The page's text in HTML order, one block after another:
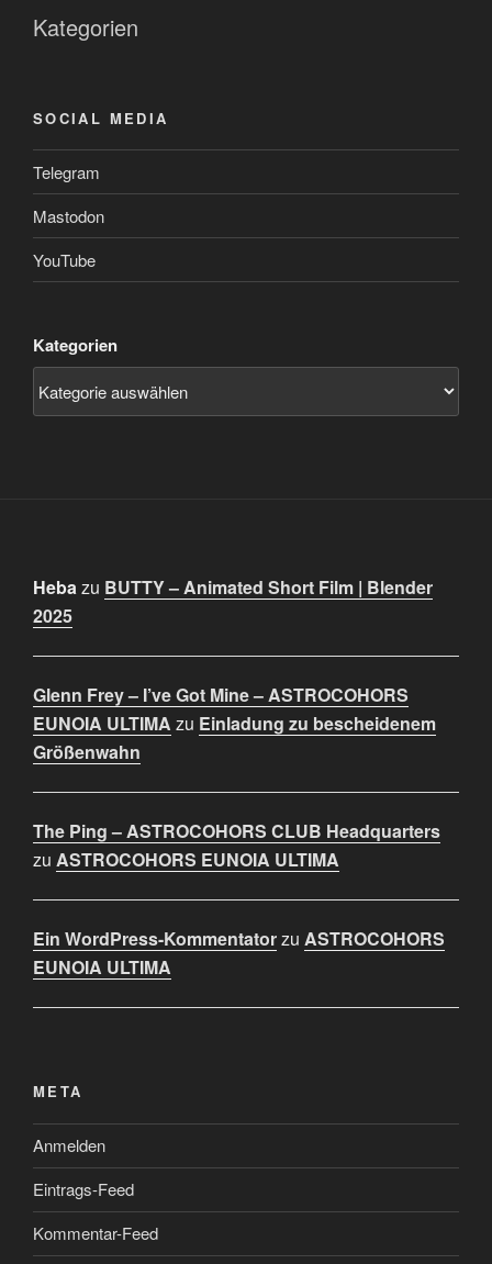
Kategorien
SOCIAL MEDIA
Telegram
Mastodon
YouTube
Kategorien
Hebazu BUTTY – Animated Short Film | Blender
2025
Glenn Frey – I’ve Got Mine – ASTROCOHORS
EUNOIA ULTIMA zu Einladung zu bescheidenem
Größenwahn
The Ping – ASTROCOHORS CLUB Headquarters
zu ASTROCOHORS EUNOIA ULTIMA
Ein WordPress-Kommentatorzu ASTROCOHORS
EUNOIA ULTIMA
META
Anmelden
Eintrags-Feed
Kommentar-Feed